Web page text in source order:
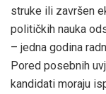
struke ili završen
političkih nauka
– jedna godina
Pored posebnih
kandidati moraju